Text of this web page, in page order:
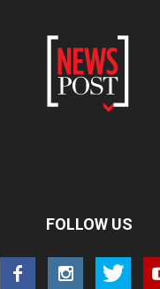
FOLLOW US